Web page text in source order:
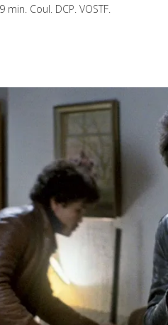
min. Coul. DCP. VOSTF.